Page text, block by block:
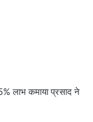
लाभ कमाया प्रसाद ने